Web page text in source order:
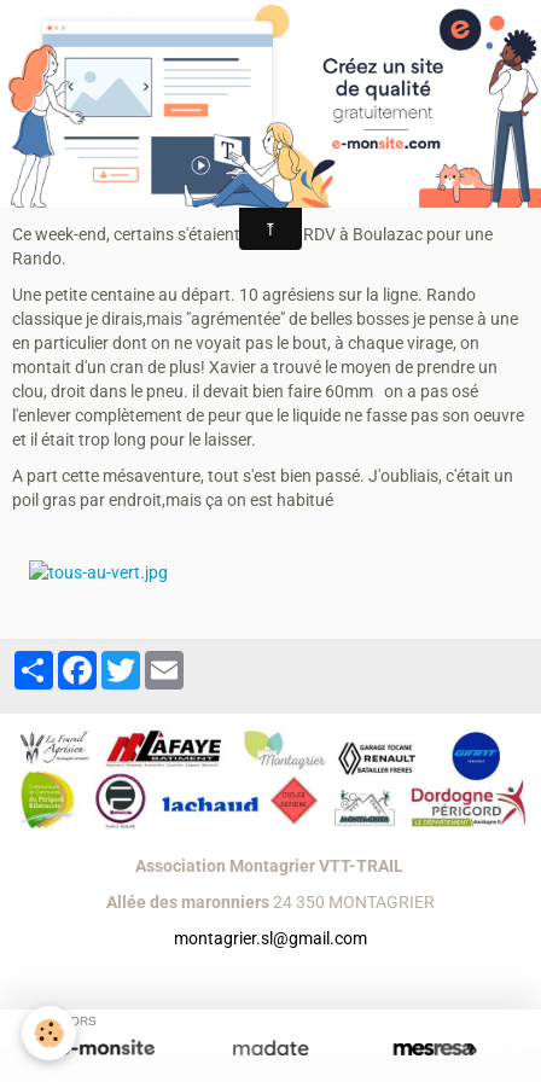
MONTAGRIER VTT-TRAIL
association montagrier sports loisirs
Tous au vert
Tous au vert
Ce week-end, certains s'étaient donnés RDV à Boulazac pour une
Rando.
Une petite centaine au départ. 10 agrésiens sur la ligne. Rando
classique je dirais,mais "agrémentée" de belles bosses je pense à une
en particulier dont on ne voyait pas le bout, à chaque virage, on
montait d'un cran de plus! Xavier a trouvé le moyen de prendre un
clou, droit dans le pneu. il devait bien faire 60mm on a pas osé
l'enlever complètement de peur que le liquide ne fasse pas son oeuvre
et il était trop long pour le laisser.
A part cette mésaventure, tout s'est bien passé. J'oubliais, c'était un
poil gras par endroit,mais ça on est habitué
PartagerFacebook
Twitter
Association Montagrier VTT-TRAIL
Allée des maronniers24 350 MONTAGRIER
montagrier.sl@gmail.com
SPONSORS